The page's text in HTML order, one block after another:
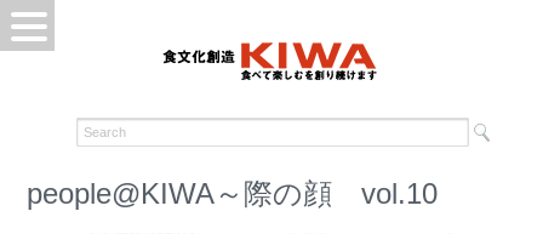
people@KIWA～際の顔 vol.10